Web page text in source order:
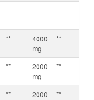
**
4000
mg
**
**
2000
mg
**
**
2000
**